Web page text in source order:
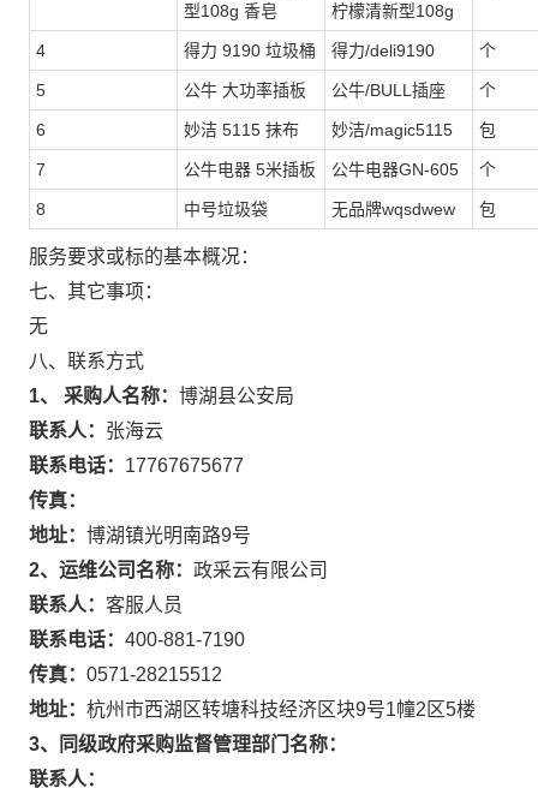
型108g 香皂
柠檬清新型108g
4 得力 9190 垃圾桶 得力/deli9190 个
5 公牛 大功率插板 公牛/BULL插座 个
6 妙洁 5115 抹布 妙洁/magic5115 包
7 公牛电器 5米插板 公牛电器GN-605 个
8 中号垃圾袋 无品牌wqsdwew 包
服务要求或标的基本概况：
七、其它事项：
无
八、联系方式
1、 采购人名称： 博湖县公安局
联系人： 张海云
联系电话： 17767675677
传真：
地址： 博湖镇光明南路9号
2、运维公司名称： 政采云有限公司
联系人： 客服人员
联系电话： 400-881-7190
传真： 0571-28215512
地址： 杭州市西湖区转塘科技经济区块9号1幢2区5楼
3、同级政府采购监督管理部门名称：
联系人：